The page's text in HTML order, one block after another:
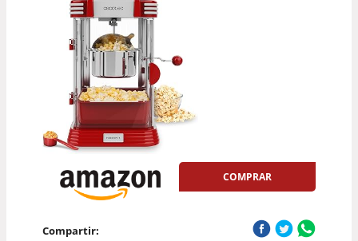
COMPRAR
Compartir: